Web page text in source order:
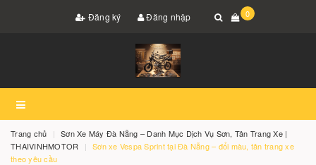
Đăng ký Đăng nhập 0
Trang chủ
Sơn Xe Máy Đà Nẵng – Danh Mục Dịch Vụ Sơn, Tân Trang Xe |
THAIVINHMOTOR
Sơn xe Vespa Sprint tại Đà Nẵng – đổi màu, tân trang xe
theo yêu cầu